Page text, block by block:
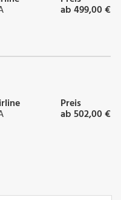
ab 499,00 €
Preis
ab 502,00 €